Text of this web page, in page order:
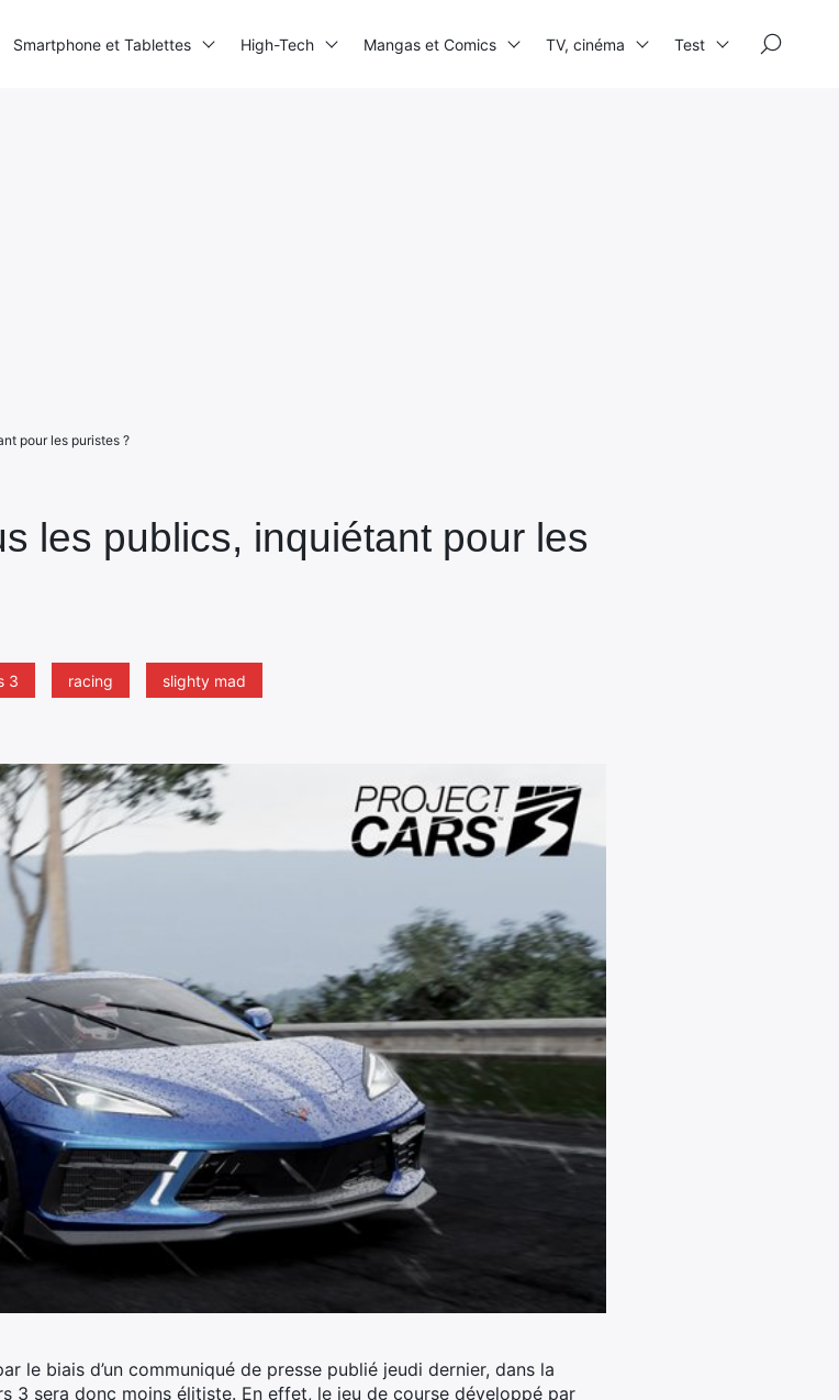
les publics, inquiétant pour les
3 racing slighty mad
pour les puristes ?
le biais d’un communiqué de presse publié jeudi dernier, dans la
3 sera donc moins élitiste. En effet, le jeu de course développé par
Smartphone et Tablettes High-Tech Mangas et Comics TV, cinéma Test